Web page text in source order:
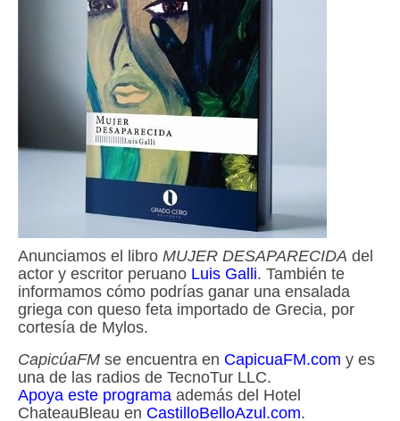
Anunciamos el libro MUJER DESAPARECIDA del
actor y escritor peruano Luis Galli. También te
informamos cómo podrías ganar una ensalada
griega con queso feta importado de Grecia, por
cortesía de Mylos.
CapicúaFM se encuentra en CapicuaFM.com y es
una de las radios de TecnoTur LLC.
Apoya este programa además del Hotel
ChateauBleau en CastilloBelloAzul.com.